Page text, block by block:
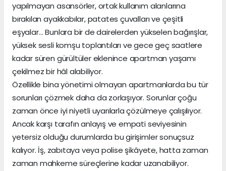
yapılmayan asansörler, ortak kullanım alanlarına
bırakılan ayakkabılar, patates çuvalları ve çeşitli
eşyalar… Bunlara bir de dairelerden yükselen bağırışlar,
yüksek sesli komşu toplantıları ve gece geç saatlere
kadar süren gürültüler eklenince apartman yaşamı
çekilmez bir hâl alabiliyor.
Özellikle bina yönetimi olmayan apartmanlarda bu tür
sorunları çözmek daha da zorlaşıyor. Sorunlar çoğu
zaman önce iyi niyetli uyarılarla çözülmeye çalışılıyor.
Ancak karşı tarafın anlayış ve empati seviyesinin
yetersiz olduğu durumlarda bu girişimler sonuçsuz
kalıyor. İş, zabıtaya veya polise şikâyete, hatta zaman
zaman mahkeme süreçlerine kadar uzanabiliyor.